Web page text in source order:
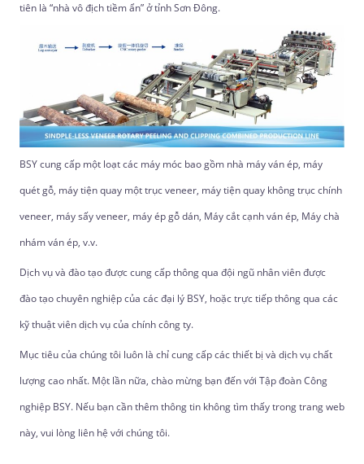
tiên là “nhà vô địch tiềm ẩn” ở tỉnh Sơn Đông.
BSY cung cấp một loạt các máy móc bao gồm nhà máy ván ép, máy
quét gỗ, máy tiện quay một trục veneer, máy tiện quay không trục chính
veneer, máy sấy veneer, máy ép gỗ dán, Máy cắt cạnh ván ép, Máy chà
nhám ván ép, v.v.
Dịch vụ và đào tạo được cung cấp thông qua đội ngũ nhân viên được
đào tạo chuyên nghiệp của các đại lý BSY, hoặc trực tiếp thông qua các
kỹ thuật viên dịch vụ của chính công ty.
Mục tiêu của chúng tôi luôn là chỉ cung cấp các thiết bị và dịch vụ chất
lượng cao nhất. Một lần nữa, chào mừng bạn đến với Tập đoàn Công
nghiệp BSY. Nếu bạn cần thêm thông tin không tìm thấy trong trang web
này, vui lòng liên hệ với chúng tôi.